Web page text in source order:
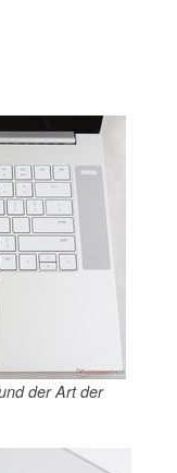
der Art der